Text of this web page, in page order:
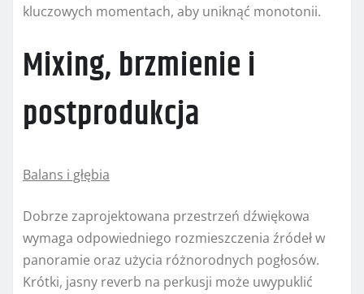
kluczowych momentach, aby uniknąć monotonii.
Mixing, brzmienie i
postprodukcja
Balans i głębia
Dobrze zaprojektowana przestrzeń dźwiękowa
wymaga odpowiedniego rozmieszczenia źródeł w
panoramie oraz użycia różnorodnych pogłosów.
Krótki, jasny reverb na perkusji może uwypuklić